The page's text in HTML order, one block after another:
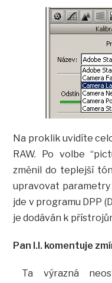
Na proklik uvidíte
RAW. Po volbe
změnil do teplejší
upravovat
jde v programu DPP
je dodáván k
Pan I.I. komentuje
Ta výrazná